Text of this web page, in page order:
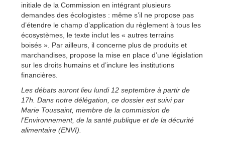
initiale de la Commission en intégrant plusieurs
demandes des écologistes : même s’il ne propose pas
d’étendre le champ d’application du règlement à tous les
écosystèmes, le texte inclut les « autres terrains
boisés ». Par ailleurs, il concerne plus de produits et
marchandises, propose la mise en place d’une législation
sur les droits humains et d’inclure les institutions
financières.
Les débats auront lieu lundi 12 septembre à partir de
17h. Dans notre délégation, ce dossier est suivi par
Marie Toussaint, membre de la commission de
l’Environnement, de la santé publique et de la décurité
alimentaire (ENVI).